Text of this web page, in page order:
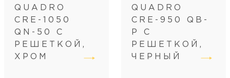
Регулировка
Диаметр слива, см
QUADRO
CRE-1050
QN-50 С
РЕШЕТКОЙ,
ХРОМ
QUADRO
CRE-950 QB-
P С
РЕШЕТКОЙ,
ЧЕРНЫЙ